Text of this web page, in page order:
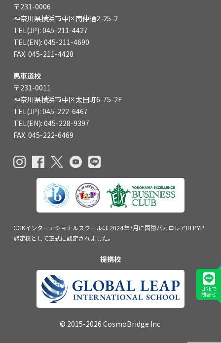
〒231-0006
神奈川県横浜市中区南仲通2-25-2
TEL(JP): 045-211-4427
TEL(EN): 045-211-4690
FAX: 045-211-4428
馬車道校
〒231-0011
神奈川県横浜市中区太田町6-75-2F
TEL(JP): 045-222-6467
TEL(EN): 045-228-9397
FAX: 045-222-6469
CGKインターナショナルスクールは 2024年7月に国際バカロレアIB PYP
認定校として正式に認定されました。
提携校
© 2015-2026 CosmoBridge Inc.
LINEで
問合せ